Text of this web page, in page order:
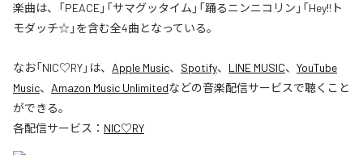
楽曲は、「PEACE」「サマグッタイム」「踊るニンニコリン」「Hey!!ト
モダッチ☆」を含む全4曲となっている。
なお「NIC♡RY」は、 Apple Music、 Spotify、 LINE MUSIC、 YouTube
Music、 Amazon Music Unlimitedなどの音楽配信サービスで聴くこと
ができる。
各配信サービス： NIC♡RY